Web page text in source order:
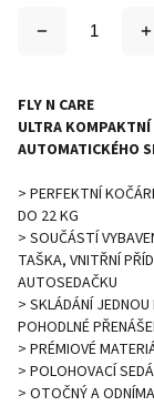
FLY N CARE
ULTRA
AUTOMATICKÉHO
> PERFEKTNÍ
DO 22 KG
> SOUČÁSTÍ
TAŠKA, VNITŘNÍ
AUTOSEDAČKU
> SKLÁDÁNÍ
POHODLNÉ
> PRÉMIOVÉ
> POLOHOVACÍ
> OTOČNÝ A